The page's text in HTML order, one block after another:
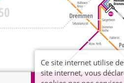
Ce site internet utilise
site internet, vous